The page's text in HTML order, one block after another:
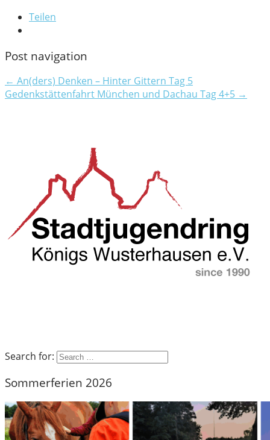
Teilen
Post navigation
← An(ders) Denken – Hinter Gittern Tag 5
Gedenkstättenfahrt München und Dachau Tag 4+5 →
Search for:
Sommerferien 2026